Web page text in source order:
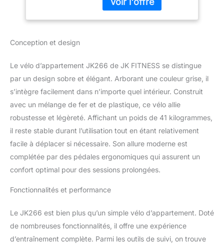
puissance max 265 W
programmes manuels /
10 préréglés (24 niveaux)
/ 4 HRC : HRC1 jusqu'à
théorique maximale,
HRC2 jusqu'à 75 % de la
ftm, HRC3 jusqu'à 95 %
de la ftm, THR Fréquence
réglable par l'utilisateur /
1 W constants / 4
personnalisables et
récupération (test sur la
/ test body fat / test BMR
/ test BMI Détection de
chocs à main +
Conception et design
Le vélo d’appartement JK266 de JK FITNESS se distingue
par un design sobre et élégant. Arborant une couleur grise, il
s’intègre facilement dans n’importe quel intérieur. Construit
avec un mélange de fer et de plastique, ce vélo allie
robustesse et légèreté. Affichant un poids de 41 kilogrammes,
il reste stable durant l’utilisation tout en étant relativement
facile à déplacer si nécessaire. Son allure moderne est
complétée par des pédales ergonomiques qui assurent un
confort optimal pour des sessions prolongées.
Fonctionnalités et performance
Le JK266 est bien plus qu’un simple vélo d’appartement. Doté
de nombreuses fonctionnalités, il offre une expérience
d’entraînement complète. Parmi les outils de suivi, on trouve